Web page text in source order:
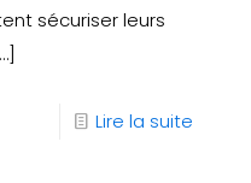
sécuriser leurs
Lire la suite